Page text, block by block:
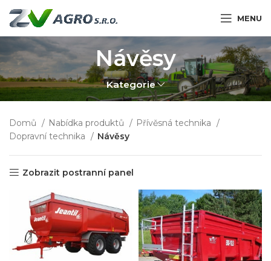
MENU
Návěsy
Kategorie
Domů Nabídka produktů
Přívěsná technika
Dopravní technika
Návěsy
Zobrazit postranní panel